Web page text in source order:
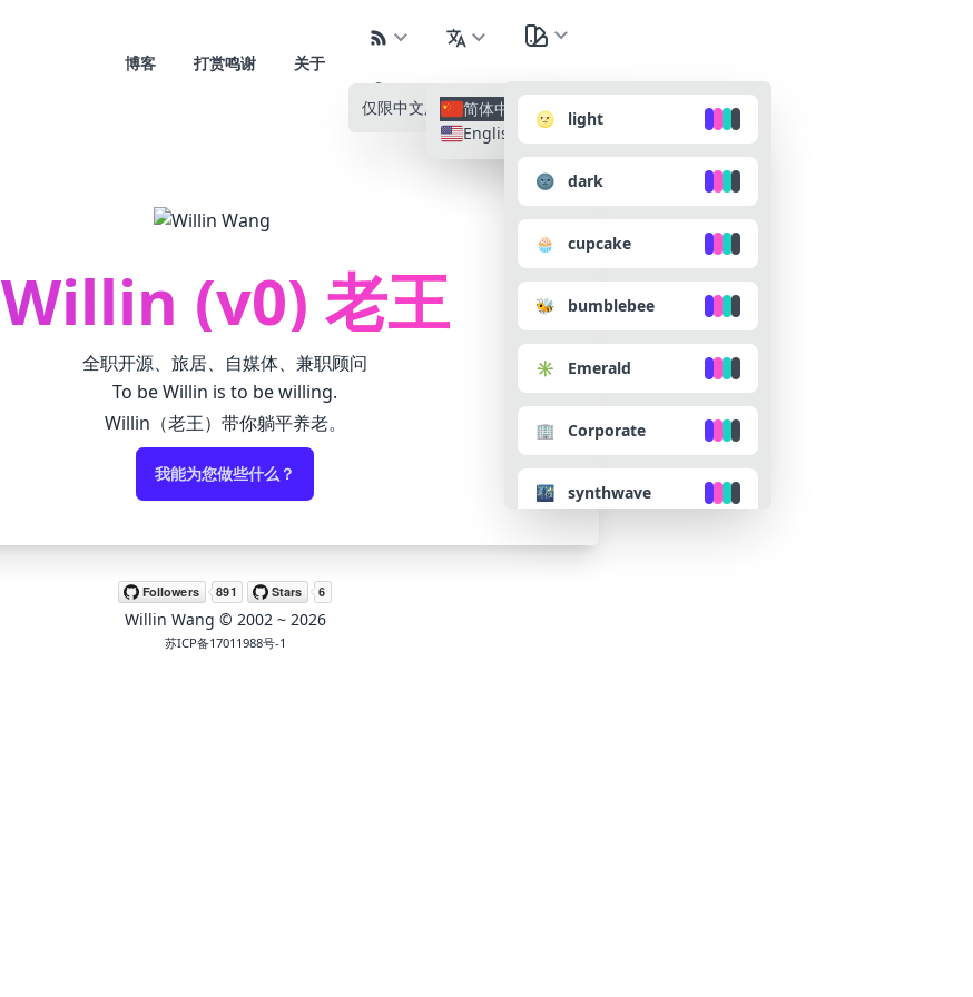
博客 打赏鸣谢 关于
仅限中文所有语种简体中文
English
🌝 light
🌚 dark
🧁 cupcake
🐝 bumblebee
✳️ Emerald
🏢 Corporate
🌃 synthwave
👴 retro
Willin (v0) 老王
全职开源、旅居、自媒体、兼职顾问
To be Willin is to be willing.
Willin（老王）带你躺平养老。
我能为您做些什么？
Willin Wang © 2002 ~ 2026
苏ICP备17011988号-1